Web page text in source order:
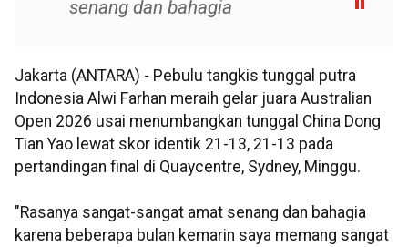
senang dan bahagia
Jakarta (ANTARA) - Pebulu tangkis tunggal putra
Indonesia Alwi Farhan meraih gelar juara Australian
Open 2026 usai menumbangkan tunggal China Dong
Tian Yao lewat skor identik 21-13, 21-13 pada
pertandingan final di Quaycentre, Sydney, Minggu.
"Rasanya sangat-sangat amat senang dan bahagia
karena beberapa bulan kemarin saya memang sangat